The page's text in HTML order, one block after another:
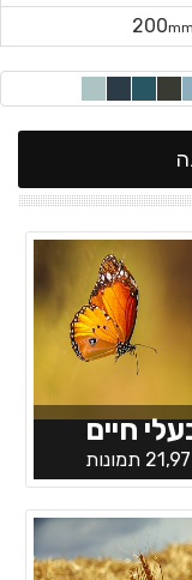
200mm
חיים
תמונות